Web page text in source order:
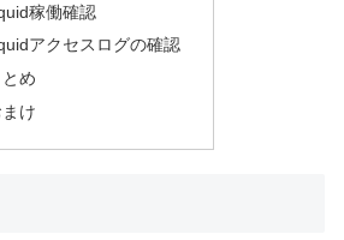
稼働確認
アクセスログの確認
とめ
け